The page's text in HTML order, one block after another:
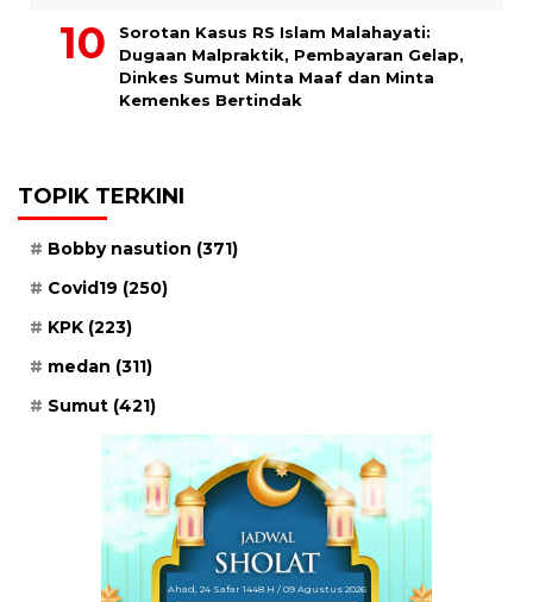
Sorotan Kasus RS Islam Malahayati:
Dugaan Malpraktik, Pembayaran Gelap,
Dinkes Sumut Minta Maaf dan Minta
Kemenkes Bertindak
TOPIK TERKINI
Bobby nasution (371)
Covid19 (250)
KPK (223)
medan (311)
Sumut (421)
Ahad, 24 Safar 1448 H / 09 Agustus 2026